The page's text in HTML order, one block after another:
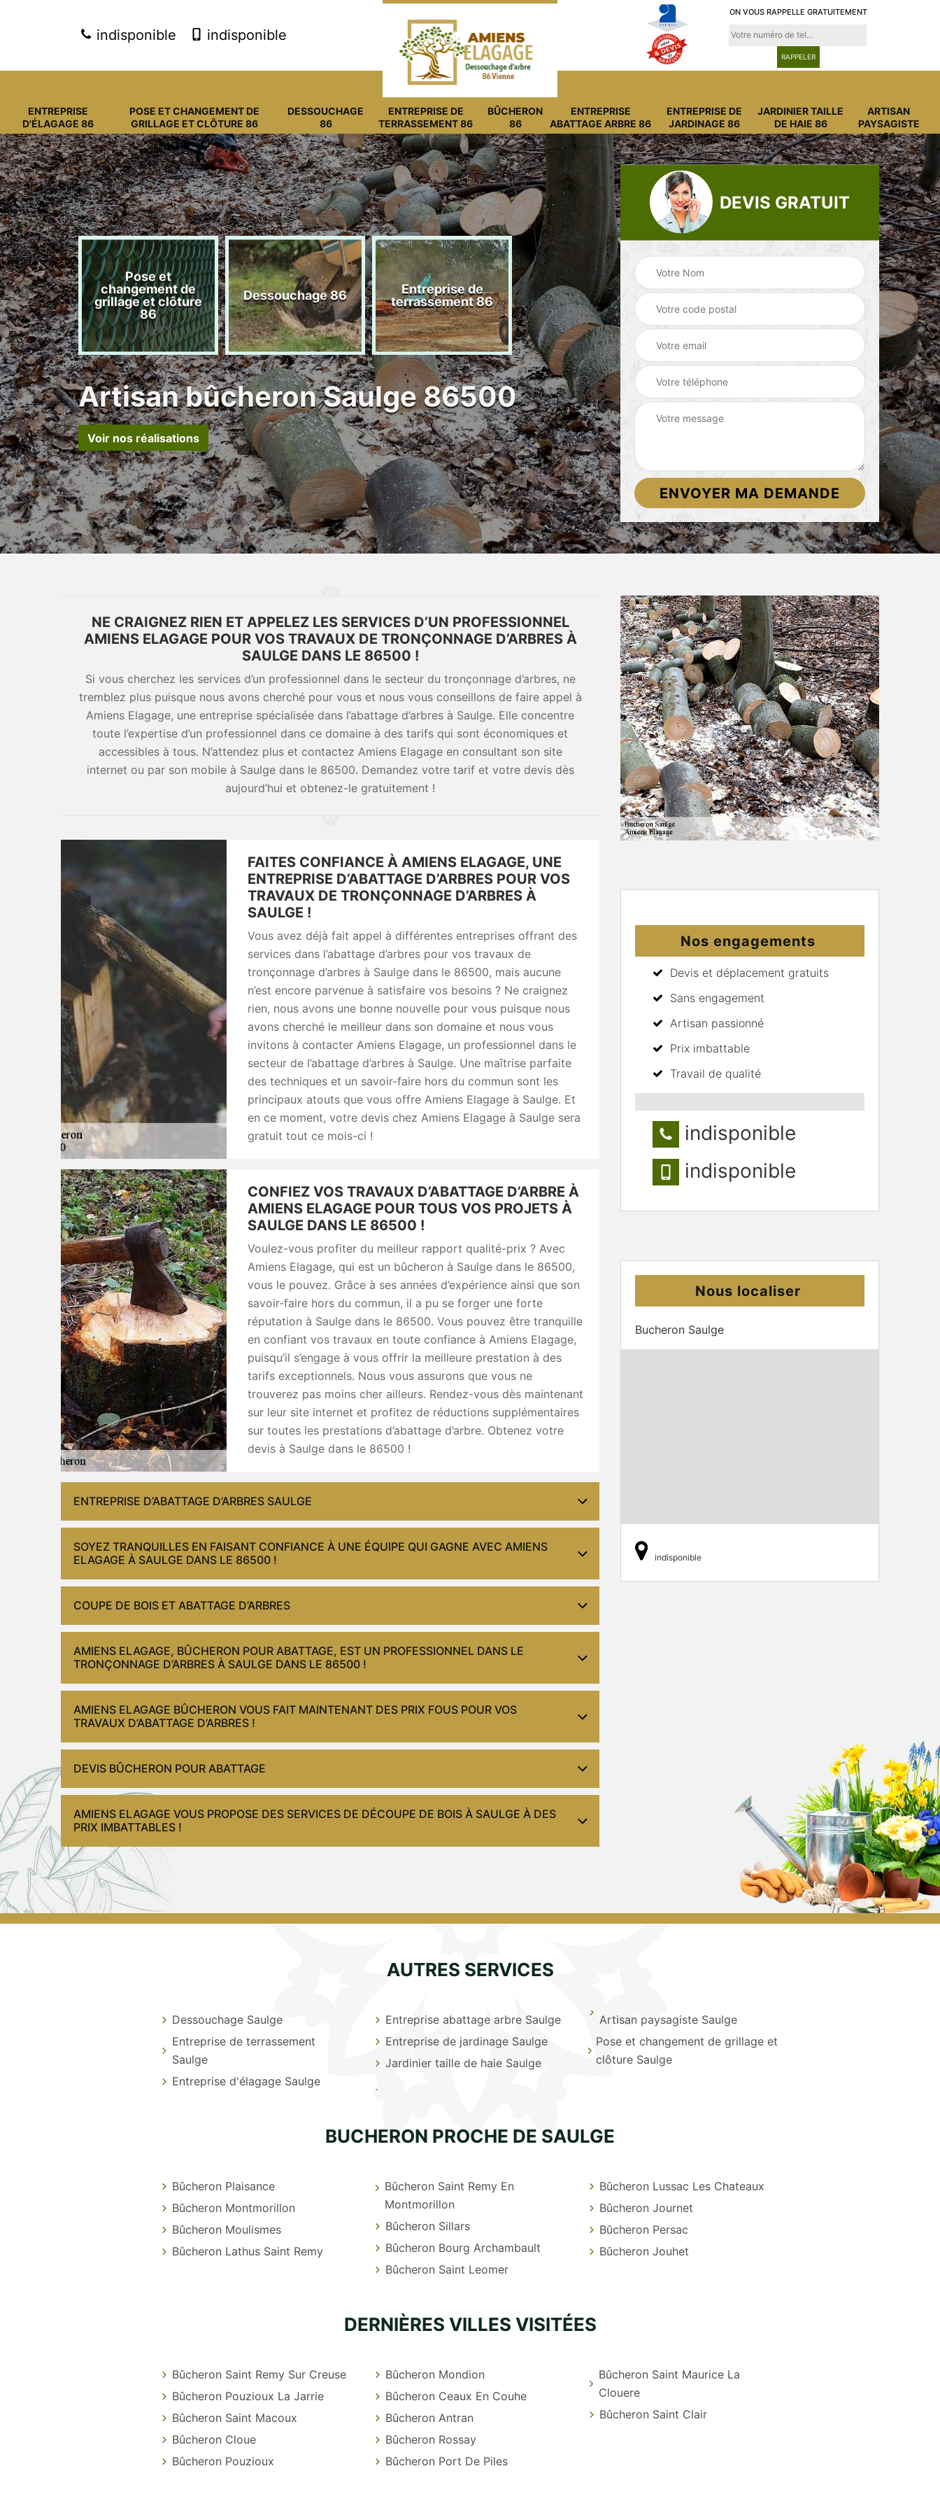
indisponible indisponible
ON VOUS RAPPELLE GRATUITEMENT
ENTREPRISE
D'ÉLAGAGE 86
POSE ET CHANGEMENT DE
GRILLAGE ET CLÔTURE 86
DESSOUCHAGE
86
ENTREPRISE DE
TERRASSEMENT 86
BÛCHERON
86
ENTREPRISE
ABATTAGE ARBRE 86
ENTREPRISE DE
JARDINAGE 86
JARDINIER TAILLE
DE HAIE 86
ARTISAN
PAYSAGISTE
86
86
Pose et
changement de
grillage et clôture
86
Dessouchage 86
Entreprise de
terrassement 86
Bûcheron 86
Entreprise
abattage arbre 86
Entreprise de
jardinage 86
Artisan bûcheron Saulge 86500
Voir nos réalisations
DEVIS GRATUIT
NE CRAIGNEZ RIEN ET APPELEZ LES SERVICES D’UN PROFESSIONNEL
AMIENS ELAGAGE POUR VOS TRAVAUX DE TRONÇONNAGE D’ARBRES À
SAULGE DANS LE 86500 !
Si vous cherchez les services d’un professionnel dans le secteur du tronçonnage d’arbres, ne
tremblez plus puisque nous avons cherché pour vous et nous vous conseillons de faire appel à
Amiens Elagage, une entreprise spécialisée dans l’abattage d’arbres à Saulge. Elle concentre
toute l’expertise d’un professionnel dans ce domaine à des tarifs qui sont économiques et
accessibles à tous. N’attendez plus et contactez Amiens Elagage en consultant son site
internet ou par son mobile à Saulge dans le 86500. Demandez votre tarif et votre devis dès
aujourd’hui et obtenez-le gratuitement !
FAITES CONFIANCE À AMIENS ELAGAGE, UNE
ENTREPRISE D’ABATTAGE D’ARBRES POUR VOS
TRAVAUX DE TRONÇONNAGE D’ARBRES À
SAULGE !
Vous avez déjà fait appel à différentes entreprises offrant des
services dans l’abattage d’arbres pour vos travaux de
tronçonnage d’arbres à Saulge dans le 86500, mais aucune
n’est encore parvenue à satisfaire vos besoins ? Ne craignez
rien, nous avons une bonne nouvelle pour vous puisque nous
avons cherché le meilleur dans son domaine et nous vous
invitons à contacter Amiens Elagage, un professionnel dans le
secteur de l’abattage d’arbres à Saulge. Une maîtrise parfaite
des techniques et un savoir-faire hors du commun sont les
principaux atouts que vous offre Amiens Elagage à Saulge. Et
en ce moment, votre devis chez Amiens Elagage à Saulge sera
gratuit tout ce mois-ci !
CONFIEZ VOS TRAVAUX D’ABATTAGE D’ARBRE À
AMIENS ELAGAGE POUR TOUS VOS PROJETS À
SAULGE DANS LE 86500 !
Voulez-vous profiter du meilleur rapport qualité-prix ? Avec
Amiens Elagage, qui est un bûcheron à Saulge dans le 86500,
vous le pouvez. Grâce à ses années d’expérience ainsi que son
savoir-faire hors du commun, il a pu se forger une forte
réputation à Saulge dans le 86500. Vous pouvez être tranquille
en confiant vos travaux en toute confiance à Amiens Elagage,
puisqu’il s’engage à vous offrir la meilleure prestation à des
tarifs exceptionnels. Nous vous assurons que vous ne
trouverez pas moins cher ailleurs. Rendez-vous dès maintenant
sur leur site internet et profitez de réductions supplémentaires
sur toutes les prestations d’abattage d’arbre. Obtenez votre
devis à Saulge dans le 86500 !
ENTREPRISE D’ABATTAGE D’ARBRES SAULGE
SOYEZ TRANQUILLES EN FAISANT CONFIANCE À UNE ÉQUIPE QUI GAGNE AVEC AMIENS
ELAGAGE À SAULGE DANS LE 86500 !
COUPE DE BOIS ET ABATTAGE D’ARBRES
AMIENS ELAGAGE, BÛCHERON POUR ABATTAGE, EST UN PROFESSIONNEL DANS LE
TRONÇONNAGE D’ARBRES À SAULGE DANS LE 86500 !
AMIENS ELAGAGE BÛCHERON VOUS FAIT MAINTENANT DES PRIX FOUS POUR VOS
TRAVAUX D’ABATTAGE D’ARBRES !
DEVIS BÛCHERON POUR ABATTAGE
AMIENS ELAGAGE VOUS PROPOSE DES SERVICES DE DÉCOUPE DE BOIS À SAULGE À DES
PRIX IMBATTABLES !
Nos engagements
Devis et déplacement gratuits
Sans engagement
Artisan passionné
Prix imbattable
Travail de qualité
indisponible
indisponible
Nous localiser
Bucheron Saulge
indisponible
AUTRES SERVICES
Dessouchage Saulge
Entreprise de terrassement
Saulge
Entreprise d'élagage Saulge
Entreprise abattage arbre Saulge
Entreprise de jardinage Saulge
Jardinier taille de haie Saulge
Artisan paysagiste Saulge
Pose et changement de grillage et
clôture Saulge
BUCHERON PROCHE DE SAULGE
Bûcheron Plaisance
Bûcheron Montmorillon
Bûcheron Moulismes
Bûcheron Lathus Saint Remy
Bûcheron Saint Remy En
Montmorillon
Bûcheron Sillars
Bûcheron Bourg Archambault
Bûcheron Saint Leomer
Bûcheron Lussac Les Chateaux
Bûcheron Journet
Bûcheron Persac
Bûcheron Jouhet
DERNIÈRES VILLES VISITÉES
Bûcheron Saint Remy Sur Creuse
Bûcheron Pouzioux La Jarrie
Bûcheron Saint Macoux
Bûcheron Cloue
Bûcheron Pouzioux
Bûcheron Mondion
Bûcheron Ceaux En Couhe
Bûcheron Antran
Bûcheron Rossay
Bûcheron Port De Piles
Bûcheron Saint Maurice La
Clouere
Bûcheron Saint Clair